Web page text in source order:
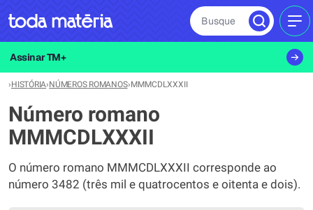
Busque
Assinar TM+
›HISTÓRIA›NÚMEROS ROMANOS›MMMCDLXXXII
Número romano
MMMCDLXXXII
O número romano MMMCDLXXXII corresponde ao
número 3482 (três mil e quatrocentos e oitenta e dois).